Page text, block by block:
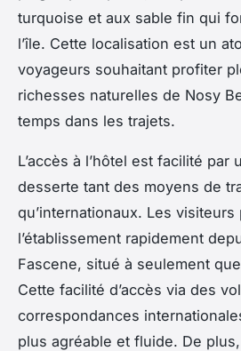
turquoise et aux sable fin qui
l’île. Cette localisation est un
voyageurs souhaitant profiter
richesses naturelles de Nosy
temps dans les trajets.
L’accès à l’hôtel est facilité par
desserte tant des moyens de
qu’internationaux. Les
l’établissement rapidement
Fascene, situé à seulement
Cette facilité d’accès via des
correspondances
plus agréable et fluide. De